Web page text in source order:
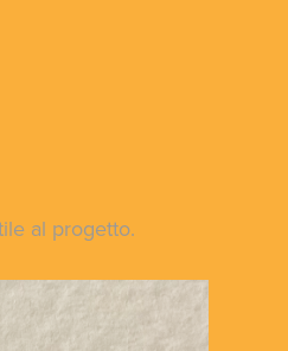
al progetto.